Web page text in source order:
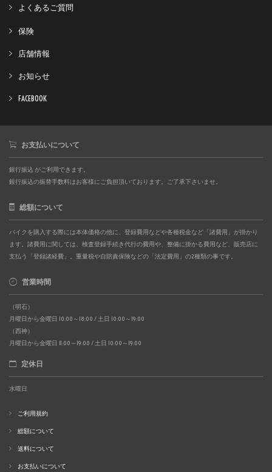
よくあるご質問
保険
店舗情報
お知らせ
FACEBOOK
お支払いについて
銀行振込 がご利用できます。
銀行振込の振替手数料はお客様にご負担頂いております。ご了承下さいませ。
総額について
バイクを購入する際には本体価格の他に、登録費用などや各種税金など「諸費用」が掛かり
ます。諸費用に関しては、検査登録手続き代行の費用や、整備に掛かる費用など、販売店に
支払う「登録諸経費」。重量税や自賠責保険などの「法定費用」の2種類の事です。
営業時間
（明石）
月曜日から金曜日 10:00～18:00 / 土日 10:00～19:00
（西神）
月曜日から金曜日 11:00～19:00 / 土日 10:00～19:00
定休日
水曜日
ご利用規約
総額について
送料について
お支払いについて